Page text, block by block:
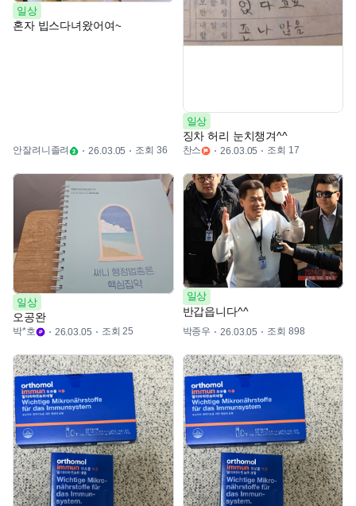
일상
혼자 빕스다녀왔어여~
안잘려니졸려 26.03.05 조회 36
일상
징차 허리 눈치챙겨^^
찬스 26.03.05 조회 17
일상
오공완
박*호 26.03.05 조회 25
일상
반갑읍니다^^
박종우 26.03.05 조회 898